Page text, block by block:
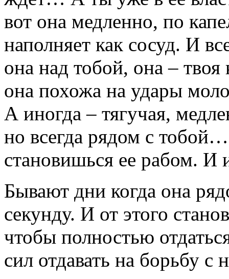
вот она медленно, по
наполняет как сосуд. И
она над тобой, она – твоя
она похожа на удары
А иногда – тягучая,
но всегда рядом с
становишься ее рабом.
Бывают дни когда она
секунду. И от этого
чтобы полностью
сил отдавать на борьбу с